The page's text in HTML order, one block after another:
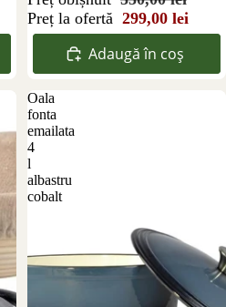
Preț la ofertă 299,00 lei
Adaugă în coș
Oala
fonta
emailata
4
l
albastru
cobalt